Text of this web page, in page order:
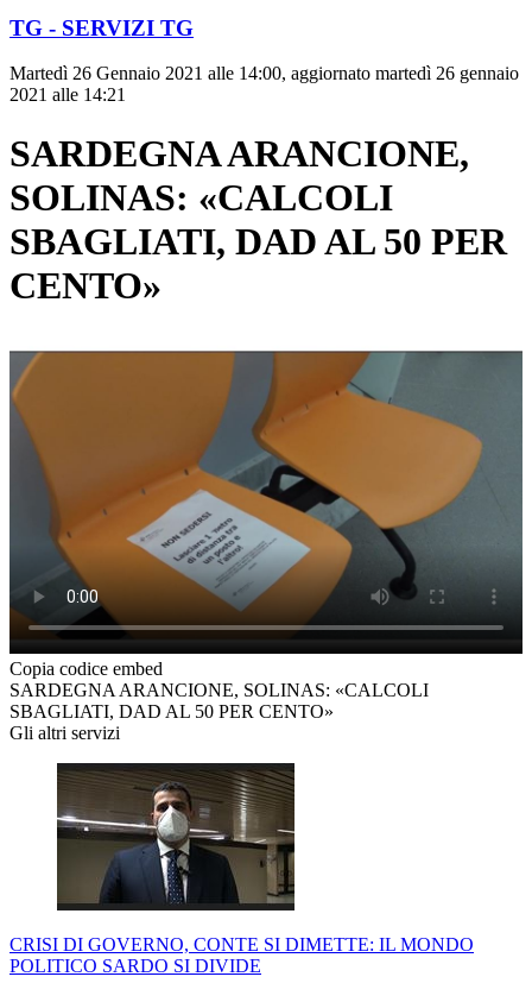
TG - SERVIZI TG
Martedì 26 Gennaio 2021 alle 14:00, aggiornato martedì 26 gennaio
2021 alle 14:21
SARDEGNA ARANCIONE,
SOLINAS: «CALCOLI
SBAGLIATI, DAD AL 50 PER
CENTO»
Copia codice embed
SARDEGNA ARANCIONE, SOLINAS: «CALCOLI
SBAGLIATI, DAD AL 50 PER CENTO»
Gli altri servizi
CRISI DI GOVERNO, CONTE SI DIMETTE: IL MONDO
POLITICO SARDO SI DIVIDE